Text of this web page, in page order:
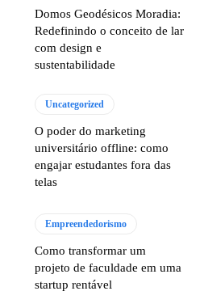
Domos Geodésicos Moradia:
Redefinindo o conceito de lar
com design e
sustentabilidade
Uncategorized
O poder do marketing
universitário offline: como
engajar estudantes fora das
telas
Empreendedorismo
Como transformar um
projeto de faculdade em uma
startup rentável